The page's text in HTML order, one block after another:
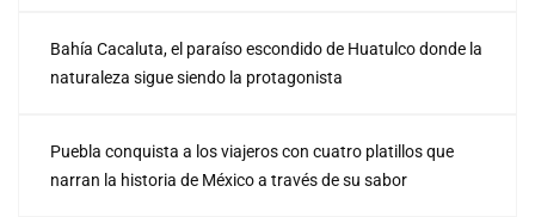
Bahía Cacaluta, el paraíso escondido de Huatulco donde la
naturaleza sigue siendo la protagonista
Puebla conquista a los viajeros con cuatro platillos que
narran la historia de México a través de su sabor